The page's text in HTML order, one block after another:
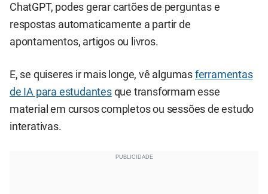
ChatGPT, podes gerar cartões de perguntas e
respostas automaticamente a partir de
apontamentos, artigos ou livros.
E, se quiseres ir mais longe, vê algumas ferramentas
de IA para estudantesque transformam esse
material em cursos completos ou sessões de estudo
interativas.